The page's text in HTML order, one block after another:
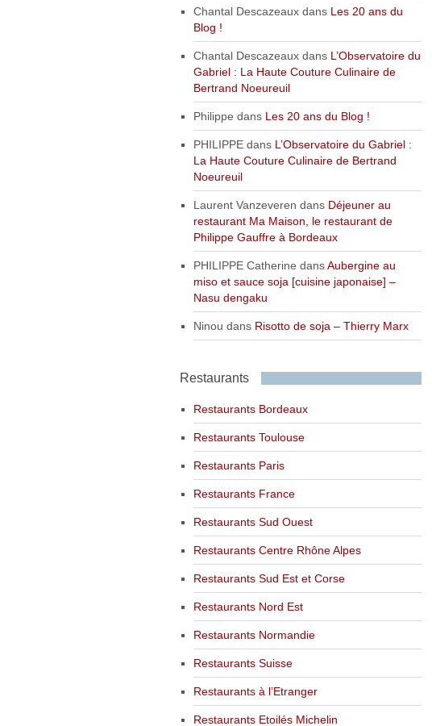
Chantal Descazeauxdans Les 20 ans du
Blog !
Chantal Descazeauxdans L’Observatoire du
Gabriel : La Haute Couture Culinaire de
Bertrand Noeureuil
Philippe dans Les 20 ans du Blog !
PHILIPPEdans L’Observatoire du Gabriel :
La Haute Couture Culinaire de Bertrand
Noeureuil
Laurent Vanzeveren dans Déjeuner au
restaurant Ma Maison, le restaurant de
Philippe Gauffre à Bordeaux
PHILIPPE Catherine dansAubergine au
miso et sauce soja [cuisine japonaise] –
Nasu dengaku
Ninou dans Risotto de soja – Thierry Marx
Restaurants
Restaurants Bordeaux
Restaurants Toulouse
Restaurants Paris
Restaurants France
Restaurants Sud Ouest
Restaurants Centre Rhône Alpes
Restaurants Sud Est et Corse
Restaurants Nord Est
Restaurants Normandie
Restaurants Suisse
Restaurants à l’Etranger
Restaurants Etoilés Michelin